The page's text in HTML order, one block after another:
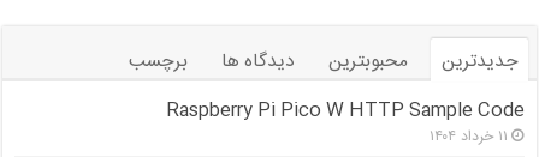
جدیدترین محبوبترین دیدگاه ها
برچسب
Raspberry Pi Pico W HTTP Sample Code
۱۱ خرداد ۱۴۰۴